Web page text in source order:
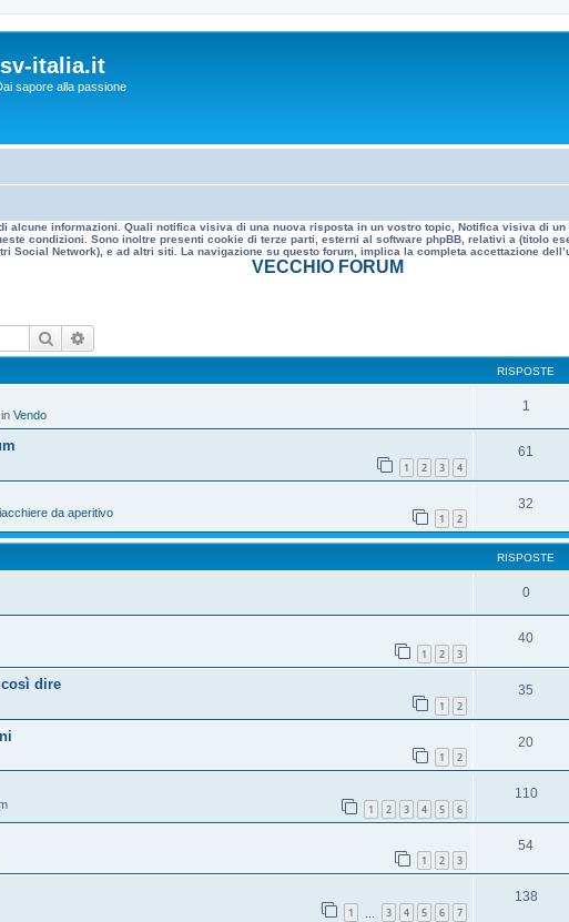
italia.it
sapore alla passione
alcune informazioni. Quali notifica visiva di una nuova risposta in un vostro topic, Notifica visiva di un
condizioni. Sono inoltre presenti cookie di terze parti, esterni al software phpBB, relativi a (titolo
Social Network), e ad altri siti. La navigazione su questo forum, implica la completa accettazione
VECCHIO FORUM
Cerca
RISPOSTE
Vendo
1
1 2 3 4
61
da aperitivo 1 2
32
RISPOSTE
0
1 2 3
40
dire
1 2
35
1 2
20
1 2 3 4 5 6
110
1 2 3
54
1 3 4 5 6 7
138